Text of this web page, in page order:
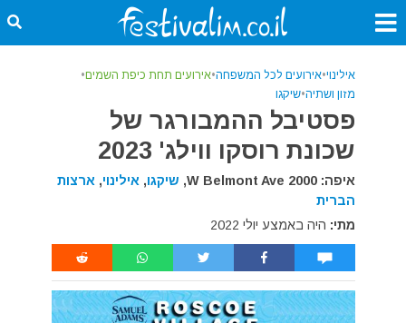
אילינוי•אירועים לכל המשפחה•אירועים תחת כיפת השמים•
מזון ושתיה•שיקגו
פסטיבל ההמבורגר של
שכונת רוסקו ווילג' 2023
איפה: 2000 W Belmont Ave, שיקגו, אילינוי, ארצות
הברית
מתי: היה באמצע יולי 2022